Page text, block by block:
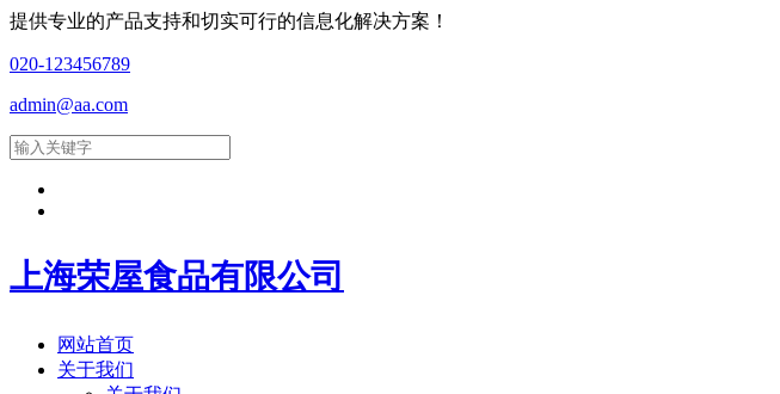
提供专业的产品支持和切实可行的信息化解决方案！
020-123456789
admin@aa.com
上海荣屋食品有限公司
网站首页
关于我们